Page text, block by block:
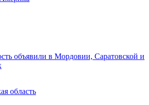
объявили в Мордовии, Саратовской и
область